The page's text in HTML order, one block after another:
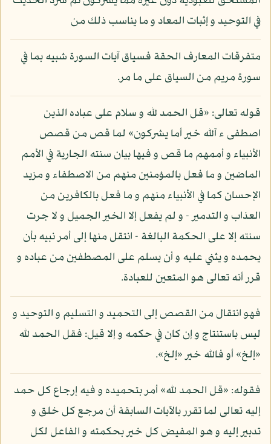
في التوحيد و إثبات المعاد و ما يناسب ذلك من
متفرقات المعارف الحقة فسياق آيات السورة شبيه بما في
سورة مريم من السياق على ما مر.
قوله تعالى: «قل الحمد لله و سلام على عباده الذين
اصطفى ء آلله خير أما يشركون» لما قص من قصص
الأنبياء و أممهم ما قص و فيها بيان سنته الجارية في الأمم
الماضين و ما فعل بالمؤمنين منهم من الاصطفاء و مزيد
الإحسان كما في الأنبياء منهم و ما فعل بالكافرين من
العذاب و التدمير - و لم يفعل إلا الخير الجميل و لا جرت
سنته إلا على الحكمة البالغة - انتقل منها إلى أمر نبيه بأن
يحمده و يثني عليه و أن يسلم على المصطفين من عباده و
قرر أنه تعالى هو المتعين للعبادة.
فهو انتقال من القصص إلى التحميد و التسليم و التوحيد و
ليس باستنتاج و إن كان في حكمه و إلا قيل: فقل الحمد لله
«إلخ» أو فالله خير «إلخ».
فقوله: «قل الحمد لله» أمر بتحميده و فيه إرجاع كل حمد
إليه تعالى لما تقرر بالآيات السابقة أن مرجع كل خلق و
تدبير إليه و هو المفيض كل خير بحكمته و الفاعل لكل